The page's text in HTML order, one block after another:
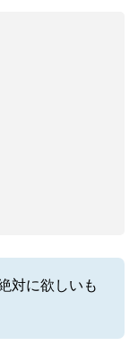
対に欲しいも